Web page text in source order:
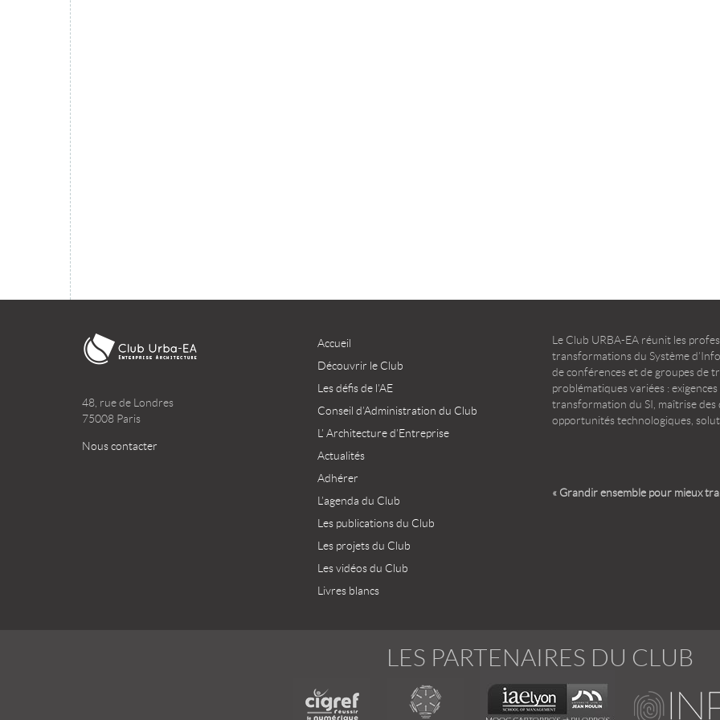
48, rue de Londres
75008 Paris
Nous contacter
Accueil
Découvrir le Club
Les défis de l’AE
Conseil d’Administration du Club
L’ Architecture d’Entreprise
Actualités
Adhérer
L’agenda du Club
Les publications du Club
Les projets du Club
Les vidéos du Club
Livres blancs
Le Club URBA-EA réunit les
transformations du Système
de conférences et de groupes de
problématiques variées :
transformation du SI, maîtrise des
opportunités technologiques,
« Grandir ensemble pour mieux
LES PARTENAIRES DU CLUB